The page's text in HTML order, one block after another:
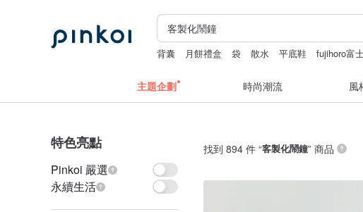
背囊 月餅禮盒 袋 散水 平底鞋 fujihoro富
主題企劃 時尚潮流 風
特色亮點
Pinkoi 嚴選
永續生活
找到 894 件 “客製化鬧鐘” 商品